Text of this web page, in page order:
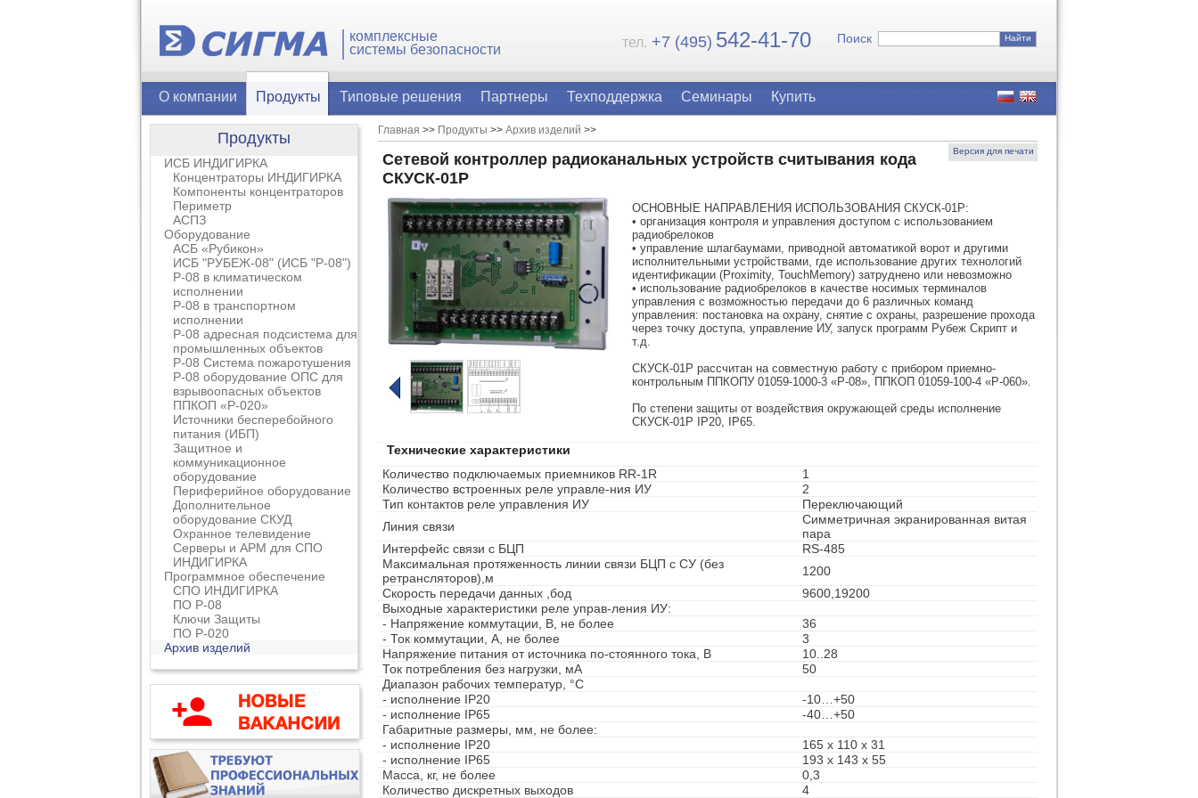
комплексные
системы безопасности
тел. +7 (495) 542-41-70 Поиск Найти
О компании Продукты Типовые решения Партнеры Техподдержка Семинары Купить
Продукты
ИСБ ИНДИГИРКА
Концентраторы ИНДИГИРКА
Компоненты концентраторов
Периметр
АСПЗ
Оборудование
АСБ «Рубикон»
ИСБ "РУБЕЖ-08" (ИСБ "Р-08")
Р-08 в климатическом
исполнении
Р-08 в транспортном
исполнении
Р-08 адресная подсистема для
промышленных объектов
Р-08 Система пожаротушения
Р-08 оборудование ОПС для
взрывоопасных объектов
ППКОП «Р-020»
Источники бесперебойного
питания (ИБП)
Защитное и
коммуникационное
оборудование
Периферийное оборудование
Дополнительное
оборудование СКУД
Охранное телевидение
Серверы и АРМ для СПО
ИНДИГИРКА
Программное обеспечение
СПО ИНДИГИРКА
ПО Р-08
Ключи Защиты
ПО Р-020
Архив изделий
Главная >> Продукты >> Архив изделий >>
Версия для печати
Сетевой контроллер радиоканальных устройств считывания кода
СКУСК-01Р
ОСНОВНЫЕ НАПРАВЛЕНИЯ ИСПОЛЬЗОВАНИЯ СКУСК-01Р:
• организация контроля и управления доступом с использованием
радиобрелоков
• управление шлагбаумами, приводной автоматикой ворот и другими
исполнительными устройствами, где использование других технологий
идентификации (Proximity, TouchMemory) затруднено или невозможно
• использование радиобрелоков в качестве носимых терминалов
управления с возможностью передачи до 6 различных команд
управления: постановка на охрану, снятие с охраны, разрешение прохода
через точку доступа, управление ИУ, запуск программ Рубеж Скрипт и
т.д.
СКУСК-01Р рассчитан на совместную работу с прибором приемно-
контрольным ППКОПУ 01059-1000-3 «Р-08», ППКОП 01059-100-4 «Р-060».
По степени защиты от воздействия окружающей среды исполнение
СКУСК-01Р IP20, IP65.
Технические характеристики
Количество подключаемых приемников RR-1R
1
Количество встроенных реле управле-ния ИУ
2
Тип контактов реле управления ИУ
Переключающий
Линия связи
Симметричная экранированная витая
пара
Интерфейс связи с БЦП
RS-485
Максимальная протяженность линии связи БЦП с СУ (без
ретрансляторов),м
1200
Скорость передачи данных ,бод
9600,19200
Выходные характеристики реле управ-ления ИУ:
- Напряжение коммутации, В, не более
36
- Ток коммутации, А, не более
3
Напряжение питания от источника по-стоянного тока, В
10..28
Ток потребления без нагрузки, мА
50
Диапазон рабочих температур, °С
- исполнение IP20
-10…+50
- исполнение IP65
-40…+50
Габаритные размеры, мм, не более:
- исполнение IP20
165 x 110 x 31
- исполнение IP65
193 х 143 х 55
Масса, кг, не более
0,3
Количество дискретных выходов
4